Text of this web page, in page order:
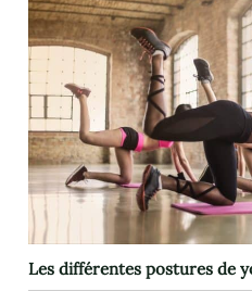
Les différentes postures de